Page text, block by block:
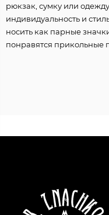
рюкзак, сумку или
индивидуальность и
носить как парные
понравятся прикольные